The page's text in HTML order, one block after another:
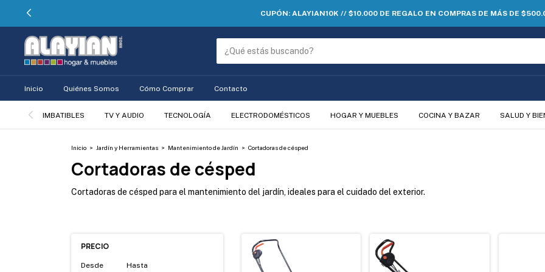
CUPÓN: ALAYIAN10K // $10.000 DE REGALO EN COMPRAS DE MÁS DE
Inicio Quiénes Somos Cómo Comprar Contacto
IMBATIBLES TV Y AUDIO TECNOLOGÍA ELECTRODOMÉSTICOS HOGAR Y MUEBLES COCINA Y BAZAR SALUD Y
Inicio > Jardín y Herramientas > Mantenimiento de Jardín > Cortadoras de césped
Cortadoras de césped
Cortadoras de césped para el mantenimiento del jardín, ideales para el cuidado del exterior.
PRECIO
Desde Hasta